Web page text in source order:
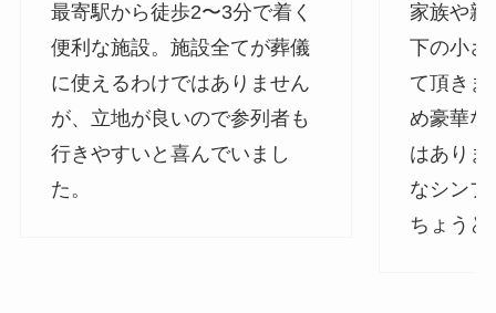
最寄駅から徒歩2〜3分で着く
便利な施設。施設全てが葬儀
に使えるわけではありません
が、立地が良いので参列者も
行きやすいと喜んでいまし
た。
家族や親
下の小さ
て頂きま
め豪華な
はありま
なシンプ
ちょうど